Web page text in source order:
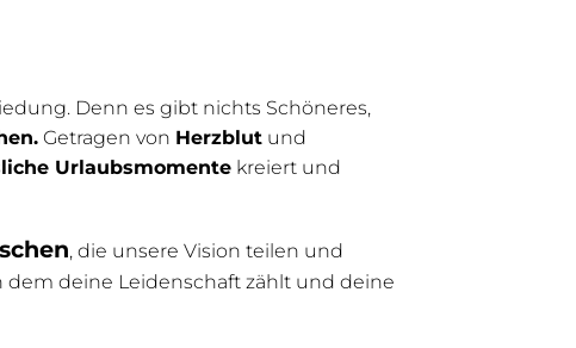
Denn es gibt nichts Schöneres,
Getragen von Herzblut und
Urlaubsmomente kreiert und
, die unsere Vision teilen und
dem deine Leidenschaft zählt und deine